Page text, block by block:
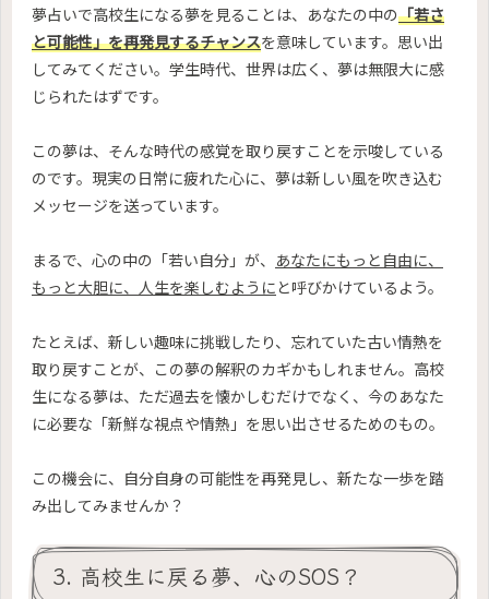
夢占いで高校生になる夢を見ることは、あなたの中の「若さ
と可能性」を再発見するチャンスを意味しています。思い出
してみてください。学生時代、世界は広く、夢は無限大に感
じられたはずです。
この夢は、そんな時代の感覚を取り戻すことを示唆している
のです。現実の日常に疲れた心に、夢は新しい風を吹き込む
メッセージを送っています。
まるで、心の中の「若い自分」が、 あなたにもっと自由に、
もっと大胆に、人生を楽しむようにと呼びかけているよう。
たとえば、新しい趣味に挑戦したり、忘れていた古い情熱を
取り戻すことが、この夢の解釈のカギかもしれません。高校
生になる夢は、ただ過去を懐かしむだけでなく、今のあなた
に必要な「新鮮な視点や情熱」を思い出させるためのもの。
この機会に、自分自身の可能性を再発見し、新たな一歩を踏
み出してみませんか？
3. 高校生に戻る夢、心のSOS？